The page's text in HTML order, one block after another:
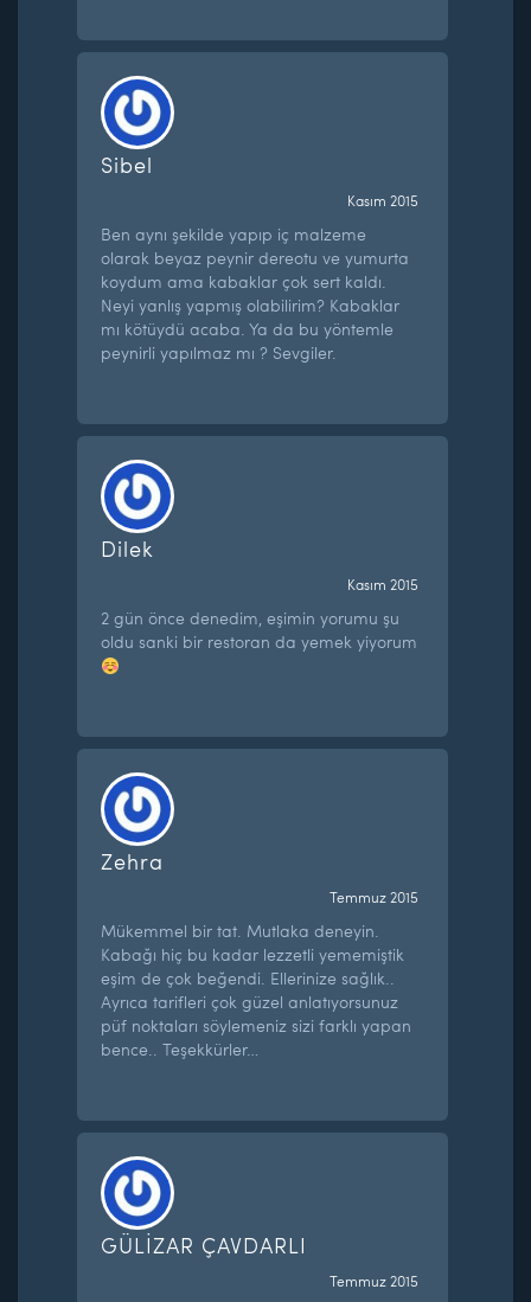
Sibel
Kasım 2015
Ben aynı şekilde yapıp iç malzeme
olarak beyaz peynir dereotu ve yumurta
koydum ama kabaklar çok sert kaldı.
Neyi yanlış yapmış olabilirim? Kabaklar
mı kötüydü acaba. Ya da bu yöntemle
peynirli yapılmaz mı ? Sevgiler.
Dilek
Kasım 2015
2 gün önce denedim, eşimin yorumu şu
oldu sanki bir restoran da yemek yiyorum
Zehra
Temmuz 2015
Mükemmel bir tat. Mutlaka deneyin.
Kabağı hiç bu kadar lezzetli yememiştik
eşim de çok beğendi. Ellerinize sağlık..
Ayrıca tarifleri çok güzel anlatıyorsunuz
püf noktaları söylemeniz sizi farklı yapan
bence.. Teşekkürler…
GÜLİZAR ÇAVDARLI
Temmuz 2015